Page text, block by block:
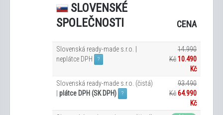
SLOVENSKÉ
SPOLEČNOSTI
CENA
Slovenská ready-made s.r.o. |
neplátce DPH
?
14.990
Kč10.490
Kč
Slovenská ready-made s.r.o. (čistá)
plátce DPH (SK DPH) ?
93.490
Kč64.990
Kč